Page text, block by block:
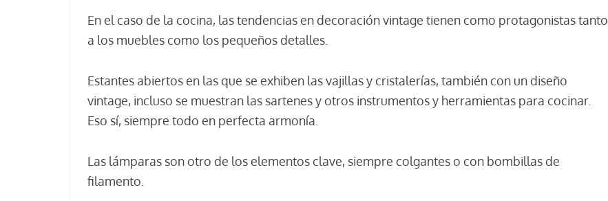
En el caso de la cocina, las tendencias en decoración vintage tienen como protagonistas tanto
a los muebles como los pequeños detalles.
Estantes abiertos en las que se exhiben las vajillas y cristalerías, también con un diseño
vintage, incluso se muestran las sartenes y otros instrumentos y herramientas para cocinar.
Eso sí, siempre todo en perfecta armonía.
Las lámparas son otro de los elementos clave, siempre colgantes o con bombillas de
filamento.